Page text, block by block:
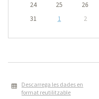
24
25 26
31
1 2
Descarrega les dades en
format reutilitzable